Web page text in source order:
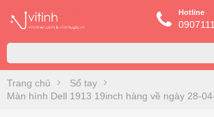
Hotline
Trang chủ
Sổ tay
Màn hình Dell 1913 19inch hàng về ngày 28-